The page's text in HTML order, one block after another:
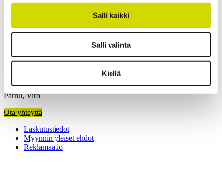
Salli kaikki
Salli valinta
Kiellä
Kiinnostuitko? Ota yhteyttä asiantuntijaamme ja kerromme lisää
Mikkeli, Suomi
Pärnu, Viro
Ota yhteyttä
Laskutustiedot
Myynnin yleiset ehdot
Reklamaatio